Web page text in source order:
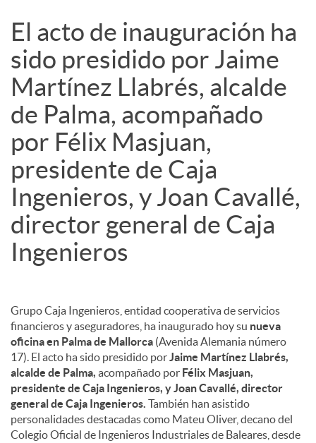
El acto de inauguración ha
sido presidido por Jaime
Martínez Llabrés, alcalde
de Palma, acompañado
por Félix Masjuan,
presidente de Caja
Ingenieros, y Joan Cavallé,
director general de Caja
Ingenieros
Grupo Caja Ingenieros, entidad cooperativa de servicios
financieros y aseguradores, ha inaugurado hoy su nueva
oficina en Palma de Mallorca (Avenida Alemania número
17). El acto ha sido presidido porJaime Martínez Llabrés,
alcalde de Palma, acompañado por Félix Masjuan,
presidente de Caja Ingenieros, y Joan Cavallé, director
general de Caja Ingenieros. También han asistido
personalidades destacadas como Mateu Oliver, decano del
Colegio Oficial de Ingenieros Industriales de Baleares, desde